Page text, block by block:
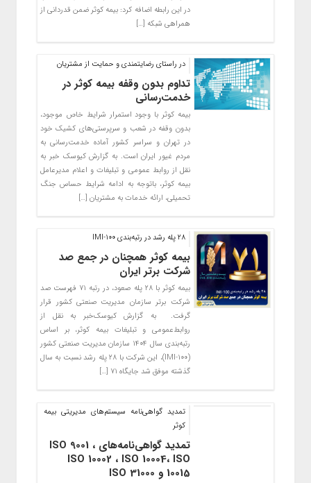
در این رابطه اضافه کرد: بیمه کوثر ضمن قدردانی از
همراهی شبکه […]
در راستای رضایتمندی و حمایت از مشتریان
تداوم بدون وقفه بیمه کوثر در
خدمت‌رسانی
بیمه کوثر با وجود استمرار شرایط خاص موجود،
بدون وقفه در شعب و سرپرستی‌های کشیک خود
در تهران و سراسر کشور آماده خدمت‌رسانی به
مردم غیور ایران است. به گزارش کیوسک خبر به
نقل از روابط عمومی و تبلیغات و اعلام مدیرعامل
بیمه کوثر، باتوجه به ادامه شرایط حساس جنگ
تحمیلی، ارائه خدمات به مشتریان […]
٢٨ پله رشد در رتبه‌بندی IMI-100
بیمه کوثر همچنان در جمع صد
شرکت برتر ایران ‌
بیمه کوثر با ۲۸ پله صعود، در رتبه ۷۱ فهرست صد
شرکت برتر سازمان مدیریت صنعتی کشور قرار
گرفت. ‌ به گزارش کیوسک‌خبر به نقل از
روابط‌عمومی و تبلیغات بیمه کوثر، بر اساس
رتبه‌بندی سال ۱۴۰۴ سازمان مدیریت صنعتی کشور
(IMI-100)، این شرکت با ۲۸ پله رشد نسبت به سال
گذشته موفق شد جایگاه ۷۱ […]
تمدید گواهی‌نامه سیستم‌های مدیریتی بیمه
کوثر
تمدید گواهی‌نامه‌های ISO 9001 ،
ISO 10002 ، ISO 10004، ISO
10015 و ISO 31000